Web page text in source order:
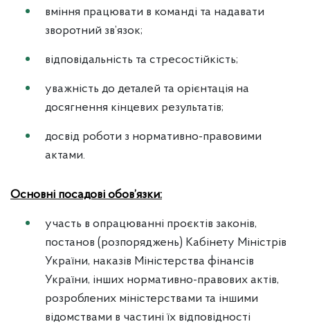
вміння працювати в команді та надавати
зворотний зв’язок;
відповідальність та стресостійкість;
уважність до деталей та орієнтація на
досягнення кінцевих результатів;
досвід роботи з нормативно-правовими
актами.
Основні посадові обов’язки:
участь в опрацюванні проєктів законів,
постанов (розпоряджень) Кабінету Міністрів
України, наказів Міністерства фінансів
України, інших нормативно-правових актів,
розроблених міністерствами та іншими
відомствами в частині їх відповідності